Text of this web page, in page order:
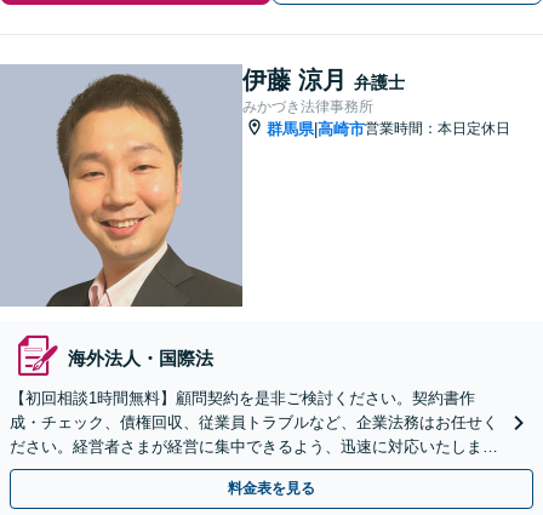
伊藤 涼月 弁護士
みかづき法律事務所
群馬県|高崎市営業時間：本日定休日
海外法人・国際法
【初回相談1時間無料】顧問契約を是非ご検討ください。契約書作
成・チェック、債権回収、従業員トラブルなど、企業法務はお任せく
ださい。経営者さまが経営に集中できるよう、迅速に対応いたしま
す。【夜間・休日対応可】【Zoom相談可】
料金表を見る